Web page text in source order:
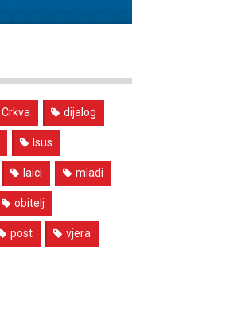
Crkva dijalog
Isus
laici mladi
obitelj
post vjera